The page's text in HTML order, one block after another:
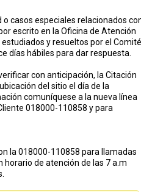
casos especiales relacionados
escrito en la Oficina de Atención
estudiados y resueltos por el Comité
días hábiles para dar respuesta.
con anticipación, la Citación
del sitio el día de la
comuníquese a la nueva línea
018000-110858 y para
la 018000-110858 para llamadas
horario de atención de las 7 a.m